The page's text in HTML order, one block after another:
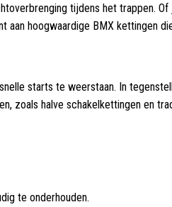
tijdens het trappen.
hoogwaardige BMX kettingen
starts te weerstaan. In
zoals halve schakelkettingen en
te onderhouden.